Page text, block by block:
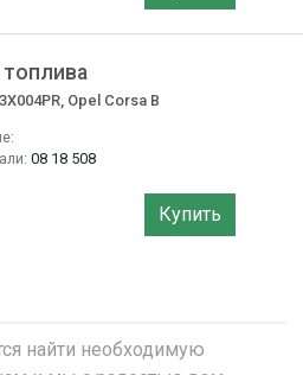
Opel Corsa B
08 18 508
Купить
найти необходимую